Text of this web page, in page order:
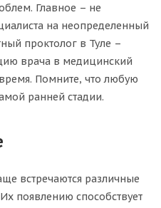
Главное – не
на неопределенный
проктолог в Туле –
врача в медицинский
Помните, что любую
ранней стадии.
встречаются различные
появлению способствует